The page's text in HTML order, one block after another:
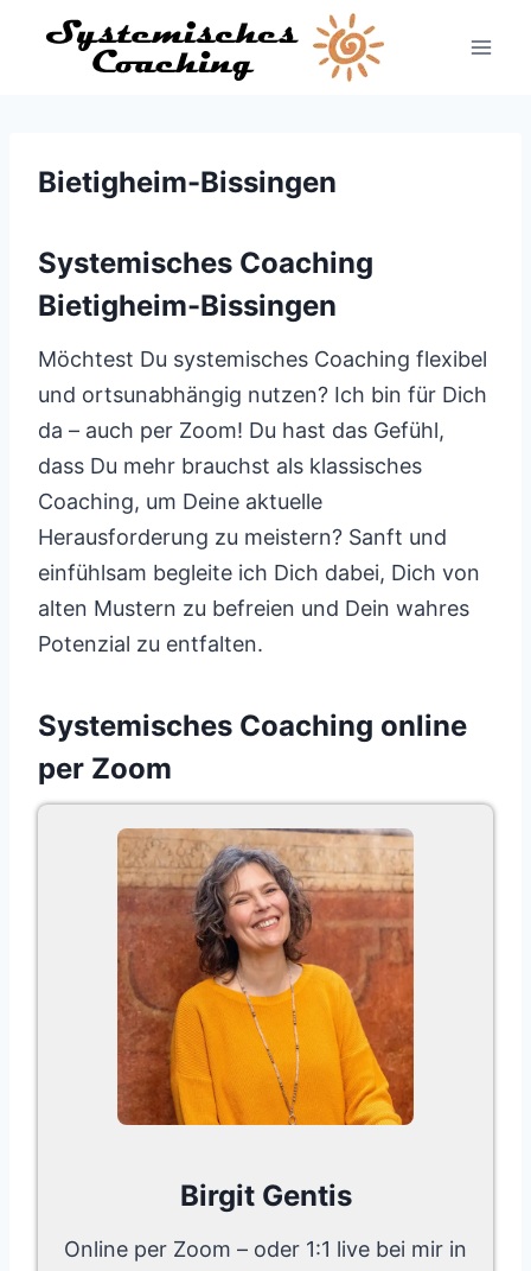
Inhalt
Bietigheim-Bissingen
Systemisches Coaching
Bietigheim-Bissingen
Möchtest Du systemisches Coaching flexibel
und ortsunabhängig nutzen? Ich bin für Dich
da – auch per Zoom! Du hast das Gefühl,
dass Du mehr brauchst als klassisches
Coaching, um Deine aktuelle
Herausforderung zu meistern? Sanft und
einfühlsam begleite ich Dich dabei, Dich von
alten Mustern zu befreien und Dein wahres
Potenzial zu entfalten.
Systemisches Coaching online
per Zoom
Birgit Gentis
Online per Zoom – oder 1:1 live bei mir in